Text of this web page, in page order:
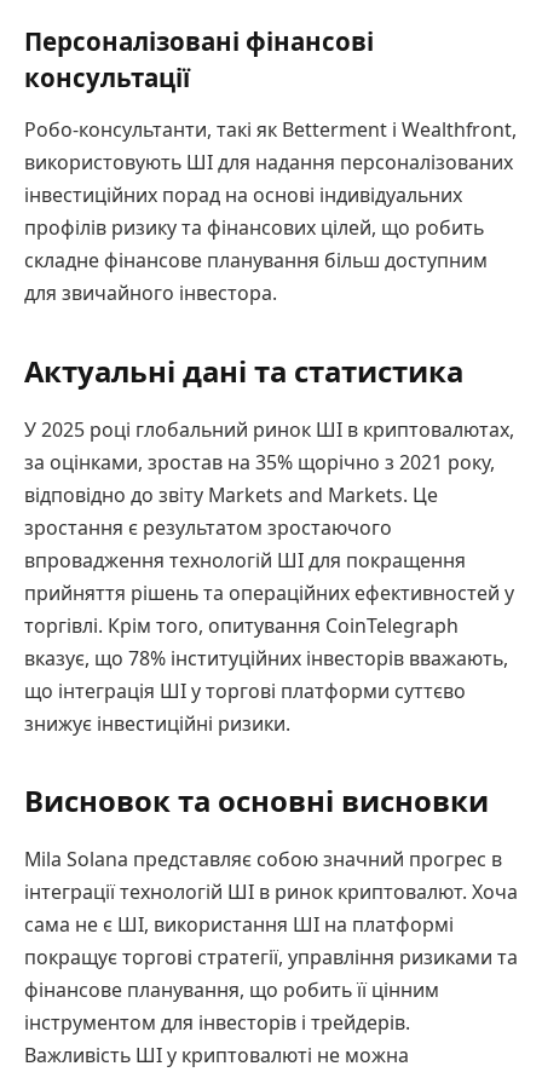
Персоналізовані фінансові
консультації
Робо-консультанти, такі як Betterment і Wealthfront,
використовують ШІ для надання персоналізованих
інвестиційних порад на основі індивідуальних
профілів ризику та фінансових цілей, що робить
складне фінансове планування більш доступним
для звичайного інвестора.
Актуальні дані та статистика
У 2025 році глобальний ринок ШІ в криптовалютах,
за оцінками, зростав на 35% щорічно з 2021 року,
відповідно до звіту Markets and Markets. Це
зростання є результатом зростаючого
впровадження технологій ШІ для покращення
прийняття рішень та операційних ефективностей у
торгівлі. Крім того, опитування CoinTelegraph
вказує, що 78% інституційних інвесторів вважають,
що інтеграція ШІ у торгові платформи суттєво
знижує інвестиційні ризики.
Висновок та основні висновки
Mila Solana представляє собою значний прогрес в
інтеграції технологій ШІ в ринок криптовалют. Хоча
сама не є ШІ, використання ШІ на платформі
покращує торгові стратегії, управління ризиками та
фінансове планування, що робить її цінним
інструментом для інвесторів і трейдерів.
Важливість ШІ у криптовалюті не можна